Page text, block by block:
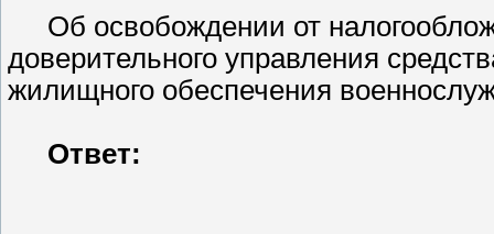
Об освобождении от
доверительного управления
жилищного обеспечения
Ответ: